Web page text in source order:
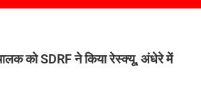
को SDRF ने किया रेस्क्यू, अंधेरे में